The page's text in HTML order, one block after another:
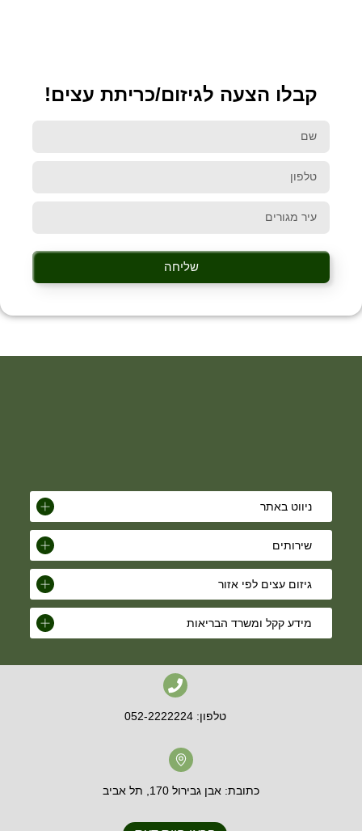
קבלו הצעה לגיזום/כריתת עצים!
שליחה
ניווט באתר
שירותים
גיזום עצים לפי אזור
מידע קקל ומשרד הבריאות
טלפון: 052-2222224
כתובת: אבן גבירול 170, תל אביב